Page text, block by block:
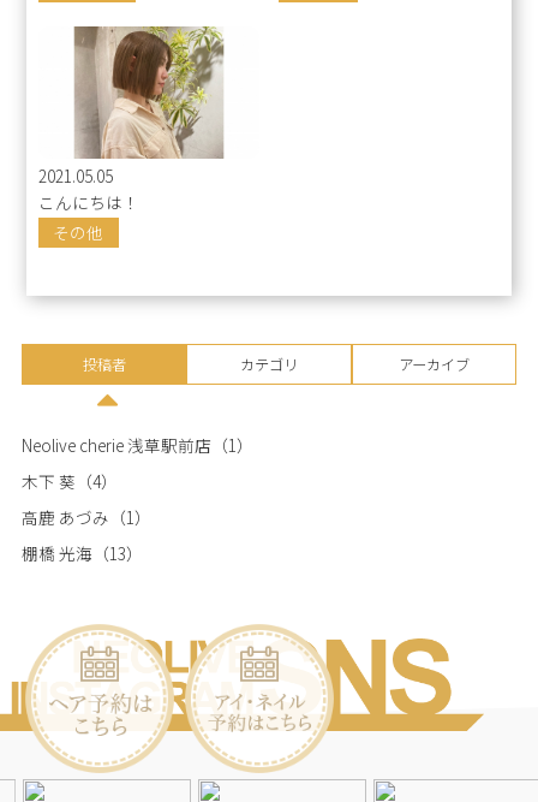
2021.05.05
こんにちは！
その他
投稿者 カテゴリ アーカイブ
Neolive cherie 浅草駅前店 （1）
木下 葵 （4）
高鹿 あづみ （1）
棚橋 光海 （13）